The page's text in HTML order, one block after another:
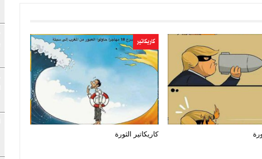
كاريكاتير
كاريكاتير الثورة